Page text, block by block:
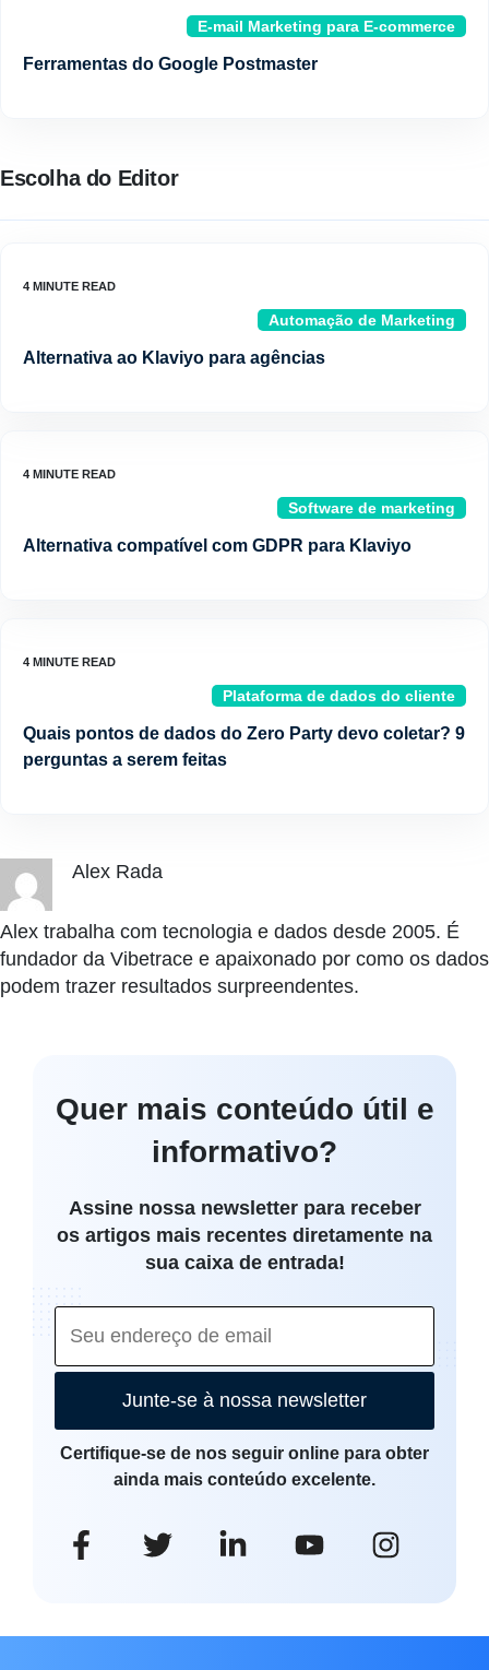
E-mail Marketing para E-commerce
Ferramentas do Google Postmaster
Escolha do Editor
Automação de Marketing
Alternativa ao Klaviyo para agências
Software de marketing
Alternativa compatível com GDPR para Klaviyo
Plataforma de dados do cliente
Quais pontos de dados do Zero Party devo coletar? 9
perguntas a serem feitas
Alex Rada
Alex trabalha com tecnologia e dados desde 2005. É
fundador da Vibetrace e apaixonado por como os dados
podem trazer resultados surpreendentes.
Quer mais conteúdo útil e
informativo?
Assine nossa newsletter para receber
os artigos mais recentes diretamente na
sua caixa de entrada!
Junte-se à nossa newsletter
Certifique-se de nos seguir online para obter
ainda mais conteúdo excelente.